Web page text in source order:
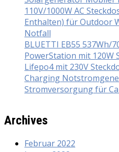
110V/1000W AC
Enthalten) für Outdoor
Notfall
BLUETTI EB55 537Wh/
PowerStation mit
Lifepo4 mit 230V
Charging
Stromversorgung für
Archives
Februar 2022